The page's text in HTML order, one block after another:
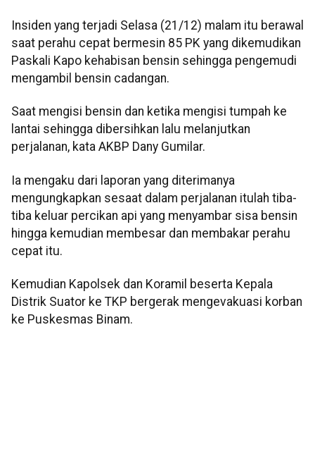
Insiden yang terjadi Selasa (21/12) malam itu berawal
saat perahu cepat bermesin 85 PK yang dikemudikan
Paskali Kapo kehabisan bensin sehingga pengemudi
mengambil bensin cadangan.
Saat mengisi bensin dan ketika mengisi tumpah ke
lantai sehingga dibersihkan lalu melanjutkan
perjalanan, kata AKBP Dany Gumilar.
Ia mengaku dari laporan yang diterimanya
mengungkapkan sesaat dalam perjalanan itulah tiba-
tiba keluar percikan api yang menyambar sisa bensin
hingga kemudian membesar dan membakar perahu
cepat itu.
Kemudian Kapolsek dan Koramil beserta Kepala
Distrik Suator ke TKP bergerak mengevakuasi korban
ke Puskesmas Binam.